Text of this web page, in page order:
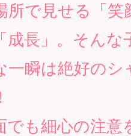
所で見せる「笑
成長」。そんな
一瞬は絶好のシ
でも細心の注意